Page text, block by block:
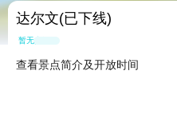
达尔文(已下线)
暂无点评
查看景点简介及开放时间